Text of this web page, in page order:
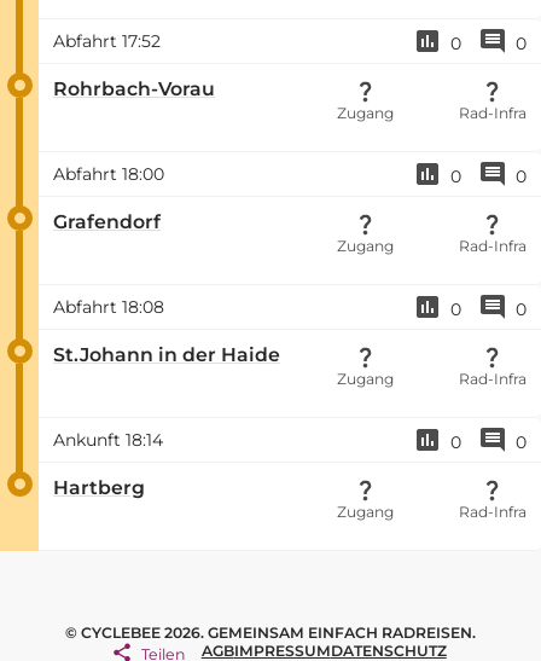
Abfahrt 17:52 0 0
Rohrbach-Vorau
Zugang Rad-Infra
Abfahrt 18:00 0 0
Grafendorf
Zugang Rad-Infra
Abfahrt 18:08 0 0
St.Johann in der Haide
Zugang Rad-Infra
Ankunft 18:14 0 0
Hartberg
Zugang Rad-Infra
© CYCLEBEE 2026. GEMEINSAM EINFACH RADREISEN.
Teilen
AGBIMPRESSUMDATENSCHUTZ